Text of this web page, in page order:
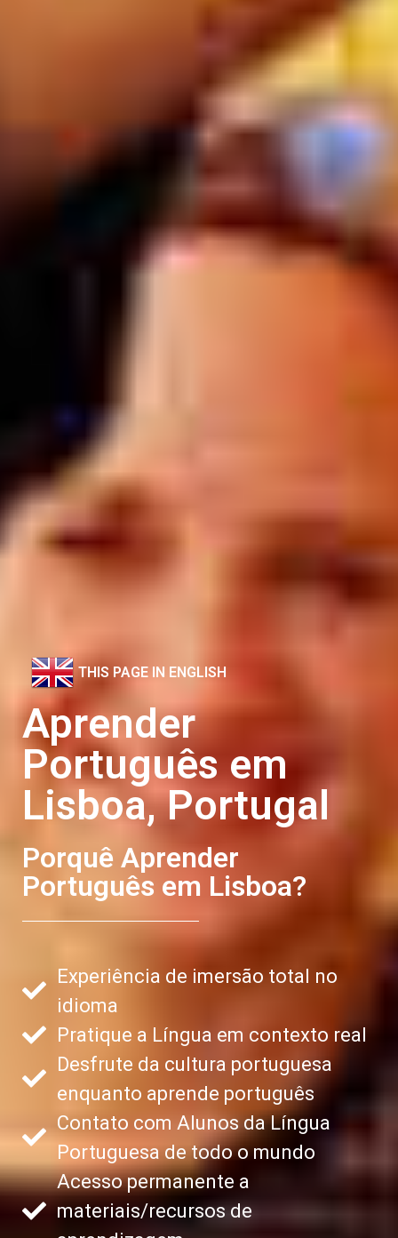
THIS PAGE IN ENGLISH
Aprender
Português em
Lisboa, Portugal
Porquê Aprender
Português em Lisboa?
Experiência de imersão total no
idioma
Pratique a Língua em contexto real
Desfrute da cultura portuguesa
enquanto aprende português
Contato com Alunos da Língua
Portuguesa de todo o mundo
Acesso permanente a
materiais/recursos de